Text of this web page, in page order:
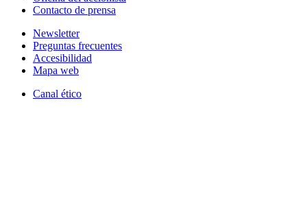
Contacto de prensa
Newsletter
Preguntas frecuentes
Accesibilidad
Mapa web
Canal ético